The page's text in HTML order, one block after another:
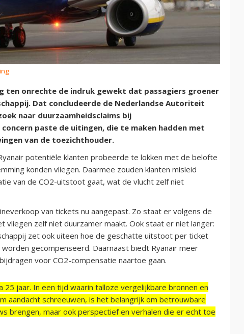
ten onrechte de indruk gewekt dat passagiers groener
Dat concludeerde de Nederlandse Autoriteit
naar duurzaamheidsclaims bij
paste de uitingen, die te maken hadden met
van de toezichthouder.
potentiële klanten probeerde te lokken met de belofte
konden vliegen. Daarmee zouden klanten misleid
van de CO2-uitstoot gaat, wat de vlucht zelf niet
van tickets nu aangepast. Zo staat er volgens de
vliegen zelf niet duurzamer maakt. Ook staat er niet langer:
zet ook uiteen hoe de geschatte uitstoot per ticket
gecompenseerd. Daarnaast biedt Ryanair meer
voor CO2-compensatie naartoe gaan.
25 jaar. In een tijd waarin talloze vergelijkbare bronnen en
aandacht schreeuwen, is het belangrijk om betrouwbare
brengen, maar ook perspectief en verhalen die er echt toe